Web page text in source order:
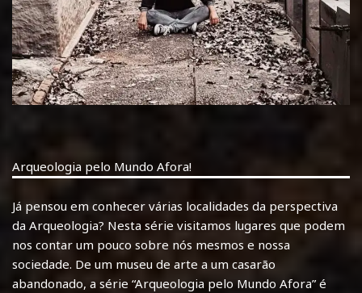
Arqueologia pelo Mundo Afora!
Já pensou em conhecer várias localidades da perspectiva
da Arqueologia? Nesta série visitamos lugares que podem
nos contar um pouco sobre nós mesmos e nossa
sociedade. De um museu de arte a um casarão
abandonado, a série “Arqueologia pelo Mundo Afora” é